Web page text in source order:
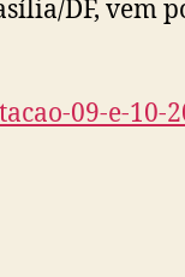
DF, vem
09-e-10-